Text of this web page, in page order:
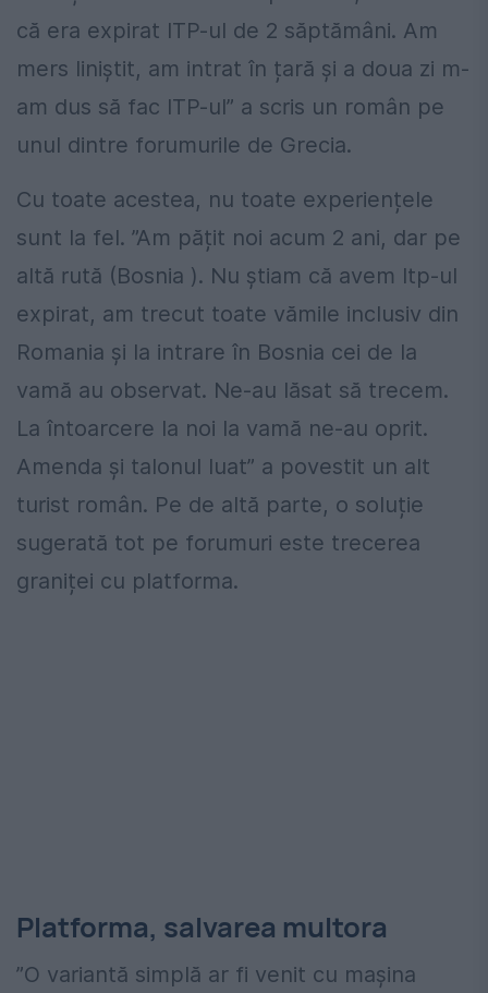
că era expirat ITP-ul de 2 săptămâni. Am
mers liniștit, am intrat în țară și a doua zi m-
am dus să fac ITP-ul” a scris un român pe
unul dintre forumurile de Grecia.
Cu toate acestea, nu toate experiențele
sunt la fel. ”Am pățit noi acum 2 ani, dar pe
altă rută (Bosnia ). Nu știam că avem Itp-ul
expirat, am trecut toate vămile inclusiv din
Romania și la intrare în Bosnia cei de la
vamă au observat. Ne-au lăsat să trecem.
La întoarcere la noi la vamă ne-au oprit.
Amenda și talonul luat” a povestit un alt
turist român. Pe de altă parte, o soluție
sugerată tot pe forumuri este trecerea
graniței cu platforma.
Platforma, salvarea multora
”O variantă simplă ar fi venit cu mașina